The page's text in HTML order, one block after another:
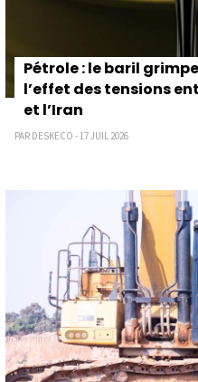
Pétrole : le baril
l’effet des tensions
et l’Iran
PAR DESKECO - 17 JUIL 2026